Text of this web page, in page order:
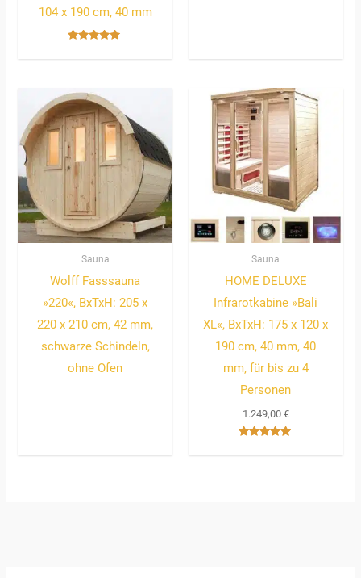
104 x 190 cm, 40 mm
Sauna
Wolff Fasssauna
»220«, BxTxH: 205 x
220 x 210 cm, 42 mm,
schwarze Schindeln,
ohne Ofen
Sauna
HOME DELUXE
Infrarotkabine »Bali
XL«, BxTxH: 175 x 120 x
190 cm, 40 mm, 40
mm, für bis zu 4
Personen
1.249,00 €